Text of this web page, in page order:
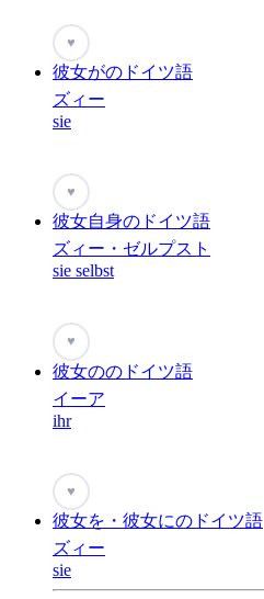
♥
彼女がのドイツ語
ズィー
sie
♥
彼女自身のドイツ語
ズィー・ゼルプスト
sie selbst
♥
彼女ののドイツ語
イーア
ihr
♥
彼女を・彼女にのドイツ語
ズィー
sie